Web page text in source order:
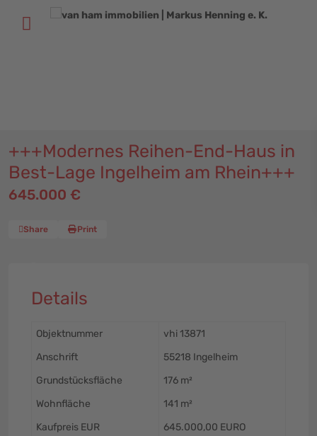
+++Modernes Reihen-End-Haus in
Best-Lage Ingelheim am Rhein+++
645.000 €
Share Print
Details
Objektnummer
vhi 13871
Anschrift
55218 Ingelheim
Grundstücksfläche
176 m²
Wohnfläche
141 m²
Kaufpreis EUR
645.000,00 EURO